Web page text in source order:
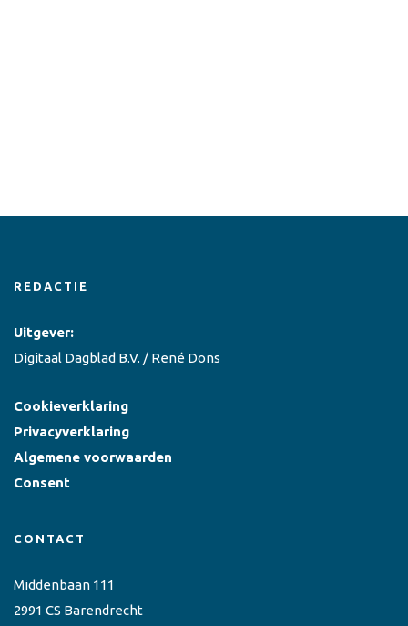
REDACTIE
Uitgever:
Digitaal Dagblad B.V. / René Dons
Cookieverklaring
Privacyverklaring
Algemene voorwaarden
Consent
CONTACT
Middenbaan 111
2991 CS Barendrecht